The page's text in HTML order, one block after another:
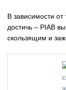
В зависимости от
достичь – PIAB
скользящим и